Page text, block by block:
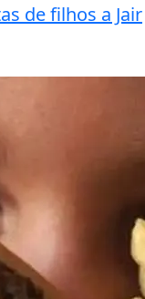
de filhos a Jair